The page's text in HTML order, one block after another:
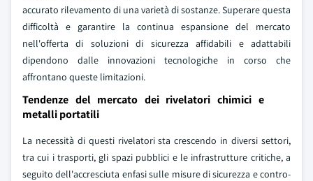
accurato rilevamento di una varietà di sostanze. Superare questa
difficoltà e garantire la continua espansione del mercato
nell'offerta di soluzioni di sicurezza affidabili e adattabili
dipendono dalle innovazioni tecnologiche in corso che
affrontano queste limitazioni.
Tendenze del mercato dei rivelatori chimici e
metalli portatili
La necessità di questi rivelatori sta crescendo in diversi settori,
tra cui i trasporti, gli spazi pubblici e le infrastrutture critiche, a
seguito dell'accresciuta enfasi sulle misure di sicurezza e contro-